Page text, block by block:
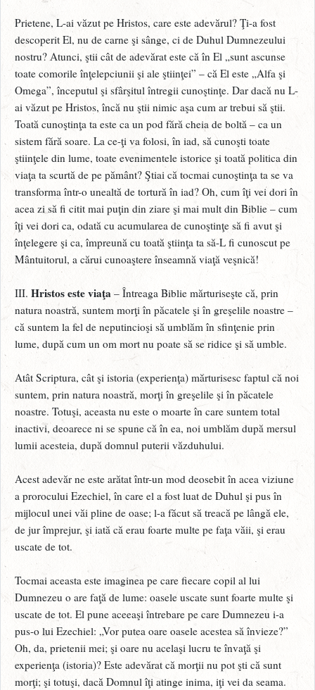
Prietene, L-ai văzut pe Hristos, care este adevărul? Ţi-a fost
descoperit El, nu de carne şi sânge, ci de Duhul Dumnezeului
nostru? Atunci, ştii cât de adevărat este că în El „sunt ascunse
toate comorile înţelepciunii şi ale ştiinţei” – că El este „Alfa şi
Omega”, începutul şi sfârşitul întregii cunoştinţe. Dar dacă nu L-
ai văzut pe Hristos, încă nu ştii nimic aşa cum ar trebui să ştii.
Toată cunoştinţa ta este ca un pod fără cheia de boltă – ca un
sistem fără soare. La ce-ţi va folosi, în iad, să cunoşti toate
ştiinţele din lume, toate evenimentele istorice şi toată politica din
viaţa ta scurtă de pe pământ? Ştiai că tocmai cunoştinţa ta se va
transforma într-o unealtă de tortură în iad? Oh, cum îţi vei dori în
acea zi să fi citit mai puţin din ziare şi mai mult din Biblie – cum
îţi vei dori ca, odată cu acumularea de cunoştinţe să fi avut şi
înţelegere şi ca, împreună cu toată ştiinţa ta să-L fi cunoscut pe
Mântuitorul, a cărui cunoaştere înseamnă viaţă veşnică!
III. Hristos este viaţa – Întreaga Biblie mărturiseşte că, prin
natura noastră, suntem morţi în păcatele şi în greşelile noastre –
că suntem la fel de neputincioşi să umblăm în sfinţenie prin
lume, după cum un om mort nu poate să se ridice şi să umble.
Atât Scriptura, cât şi istoria (experienţa) mărturisesc faptul că noi
suntem, prin natura noastră, morţi în greşelile şi în păcatele
noastre. Totuşi, aceasta nu este o moarte în care suntem total
inactivi, deoarece ni se spune că în ea, noi umblăm după mersul
lumii acesteia, după domnul puterii văzduhului.
Acest adevăr ne este arătat într-un mod deosebit în acea viziune
a prorocului Ezechiel, în care el a fost luat de Duhul şi pus în
mijlocul unei văi pline de oase; l-a făcut să treacă pe lângă ele,
de jur împrejur, şi iată că erau foarte multe pe faţa văii, şi erau
uscate de tot.
Tocmai aceasta este imaginea pe care fiecare copil al lui
Dumnezeu o are faţă de lume: oasele uscate sunt foarte multe şi
uscate de tot. El pune aceeaşi întrebare pe care Dumnezeu i-a
pus-o lui Ezechiel: „Vor putea oare oasele acestea să învieze?”
Oh, da, prietenii mei; şi oare nu acelaşi lucru te învaţă şi
experienţa (istoria)? Este adevărat că morţii nu pot şti că sunt
morţi; şi totuşi, dacă Domnul îţi atinge inima, iţi vei da seama.